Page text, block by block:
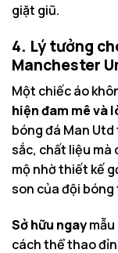
giặt giũ.
4. Lý tưởng
Manchester
Một chiếc áo
hiện đam mê và
bóng đá Man
sắc, chất liệu mà
mộ nhờ thiết kế
son của đội
Sở hữu ngay
cách thể thao